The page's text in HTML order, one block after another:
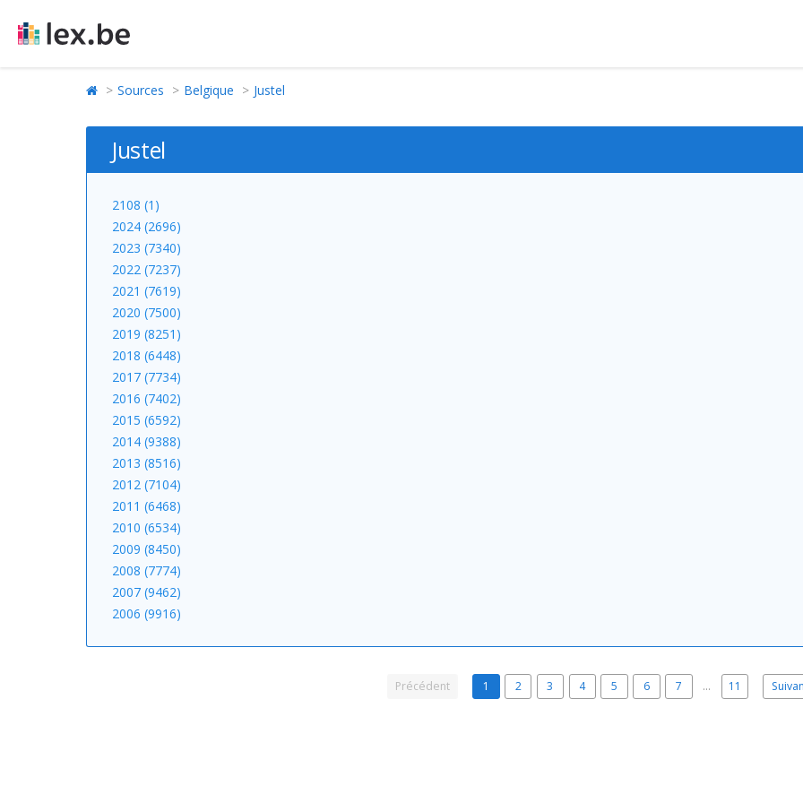
Sources Belgique Justel
Justel
2108 (1)
2024 (2696)
2023 (7340)
2022 (7237)
2021 (7619)
2020 (7500)
2019 (8251)
2018 (6448)
2017 (7734)
2016 (7402)
2015 (6592)
2014 (9388)
2013 (8516)
2012 (7104)
2011 (6468)
2010 (6534)
2009 (8450)
2008 (7774)
2007 (9462)
2006 (9916)
Précédent 1 2 3 4 5 6 7 … 11